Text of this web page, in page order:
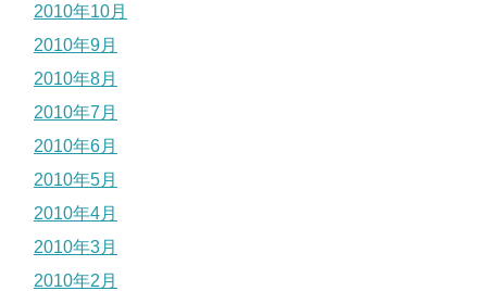
2010年10月
2010年9月
2010年8月
2010年7月
2010年6月
2010年5月
2010年4月
2010年3月
2010年2月